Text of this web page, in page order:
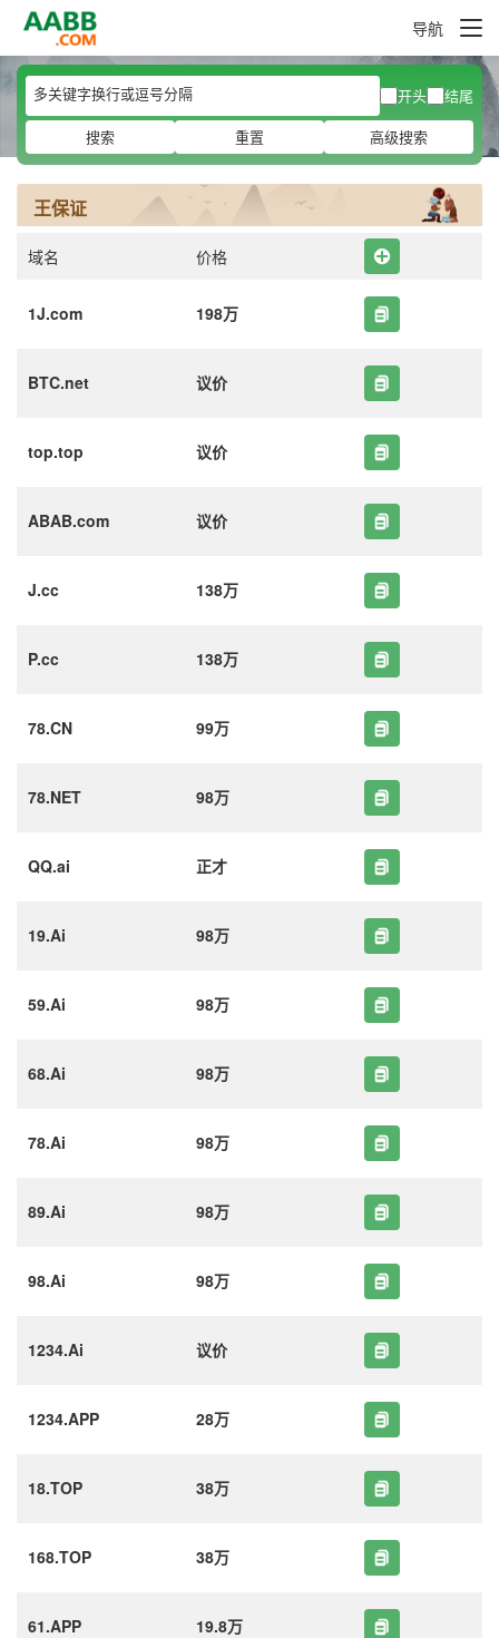
导航
开头
结尾
搜索
重置 高级搜索
王保证
域名 价格
1J.com 198万
BTC.net 议价
top.top 议价
ABAB.com 议价
J.cc 138万
P.cc 138万
78.CN 99万
78.NET 98万
QQ.ai 正才
19.Ai 98万
59.Ai 98万
68.Ai 98万
78.Ai 98万
89.Ai 98万
98.Ai 98万
1234.Ai 议价
1234.APP 28万
18.TOP 38万
168.TOP 38万
61.APP 19.8万